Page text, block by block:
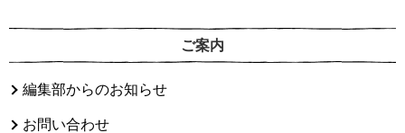
ご案内
編集部からのお知らせ
お問い合わせ